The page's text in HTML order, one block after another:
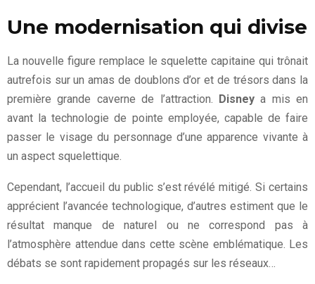
Une modernisation qui divise
La nouvelle figure remplace le squelette capitaine qui trônait
autrefois sur un amas de doublons d’or et de trésors dans la
première grande caverne de l’attraction. Disneya mis en
avant la technologie de pointe employée, capable de faire
passer le visage du personnage d’une apparence vivante à
un aspect squelettique.
Cependant, l’accueil du public s’est révélé mitigé. Si certains
apprécient l’avancée technologique, d’autres estiment que le
résultat manque de naturel ou ne correspond pas à
l’atmosphère attendue dans cette scène emblématique. Les
débats se sont rapidement propagés sur les réseaux…